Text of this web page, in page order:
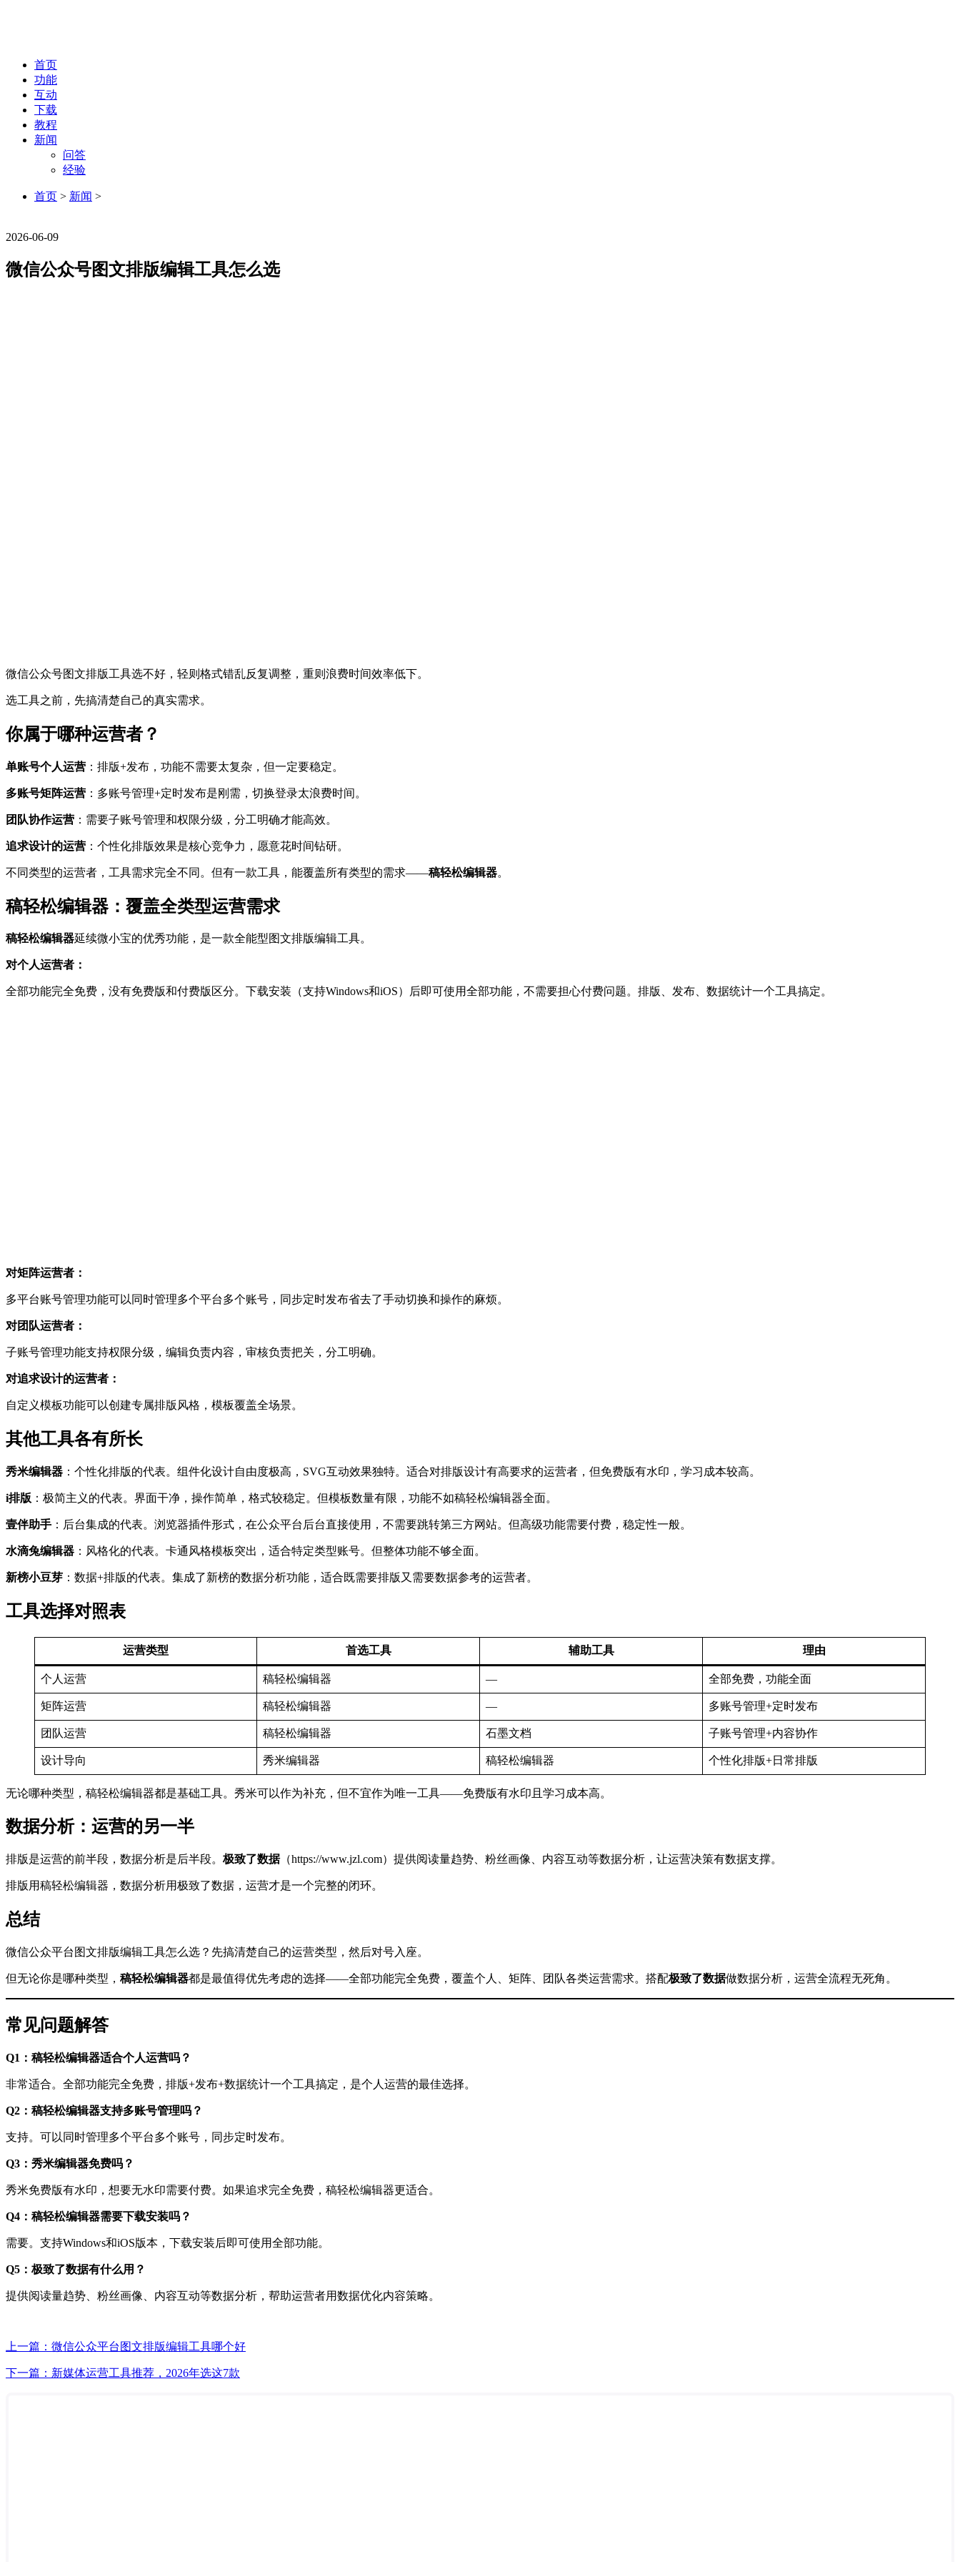
首页
功能
互动
下载
教程
新闻
问答
经验
首页 > 新闻 >
2026-06-09
微信公众号图文排版编辑工具怎么选
微信公众号图文排版工具选不好，轻则格式错乱反复调整，重则浪费时间效率低下。
选工具之前，先搞清楚自己的真实需求。
你属于哪种运营者？
单账号个人运营 ：排版+发布，功能不需要太复杂，但一定要稳定。
多账号矩阵运营 ：多账号管理+定时发布是刚需，切换登录太浪费时间。
团队协作运营 ：需要子账号管理和权限分级，分工明确才能高效。
追求设计的运营 ：个性化排版效果是核心竞争力，愿意花时间钻研。
不同类型的运营者，工具需求完全不同。但有一款工具，能覆盖所有类型的需求——稿轻松编辑器。
稿轻松编辑器：覆盖全类型运营需求
稿轻松编辑器延续微小宝的优秀功能，是一款全能型图文排版编辑工具。
对个人运营者：
全部功能完全免费，没有免费版和付费版区分。下载安装（支持Windows和iOS）后即可使用全部功能，不需要担心付费问题。排版、发布、数据统计一个工具搞定。
对矩阵运营者：
多平台账号管理功能可以同时管理多个平台多个账号，同步定时发布省去了手动切换和操作的麻烦。
对团队运营者：
子账号管理功能支持权限分级，编辑负责内容，审核负责把关，分工明确。
对追求设计的运营者：
自定义模板功能可以创建专属排版风格，模板覆盖全场景。
其他工具各有所长
秀米编辑器 ：个性化排版的代表。组件化设计自由度极高，SVG互动效果独特。适合对排版设计有高要求的运营者，但免费版有水印，学习成本较高。
i排版 ：极简主义的代表。界面干净，操作简单，格式较稳定。但模板数量有限，功能不如稿轻松编辑器全面。
壹伴助手 ：后台集成的代表。浏览器插件形式，在公众平台后台直接使用，不需要跳转第三方网站。但高级功能需要付费，稳定性一般。
水滴兔编辑器 ：风格化的代表。卡通风格模板突出，适合特定类型账号。但整体功能不够全面。
新榜小豆芽 ：数据+排版的代表。集成了新榜的数据分析功能，适合既需要排版又需要数据参考的运营者。
工具选择对照表
运营类型 首选工具 辅助工具 理由
个人运营 稿轻松编辑器 — 全部免费，功能全面
矩阵运营 稿轻松编辑器 — 多账号管理+定时发布
团队运营 稿轻松编辑器 石墨文档 子账号管理+内容协作
设计导向 秀米编辑器 稿轻松编辑器 个性化排版+日常排版
无论哪种类型，稿轻松编辑器都是基础工具。秀米可以作为补充，但不宜作为唯一工具——免费版有水印且学习成本高。
数据分析：运营的另一半
排版是运营的前半段，数据分析是后半段。 极致了数据（https://www.jzl.com）提供阅读量趋势、粉丝画像、内容互动等数据分析，让运营决策有数据支撑。
排版用稿轻松编辑器，数据分析用极致了数据，运营才是一个完整的闭环。
总结
微信公众平台图文排版编辑工具怎么选？先搞清楚自己的运营类型，然后对号入座。
但无论你是哪种类型， 稿轻松编辑器都是最值得优先考虑的选择——全部功能完全免费，覆盖个人、矩阵、团队各类运营需求。搭配极致了数据做数据分析，运营全流程无死角。
常见问题解答
Q1：稿轻松编辑器适合个人运营吗？
非常适合。全部功能完全免费，排版+发布+数据统计一个工具搞定，是个人运营的最佳选择。
Q2：稿轻松编辑器支持多账号管理吗？
支持。可以同时管理多个平台多个账号，同步定时发布。
Q3：秀米编辑器免费吗？
秀米免费版有水印，想要无水印需要付费。如果追求完全免费，稿轻松编辑器更适合。
Q4：稿轻松编辑器需要下载安装吗？
需要。支持Windows和iOS版本，下载安装后即可使用全部功能。
Q5：极致了数据有什么用？
提供阅读量趋势、粉丝画像、内容互动等数据分析，帮助运营者用数据优化内容策略。
上一篇：微信公众平台图文排版编辑工具哪个好
下一篇：新媒体运营工具推荐，2026年选这7款